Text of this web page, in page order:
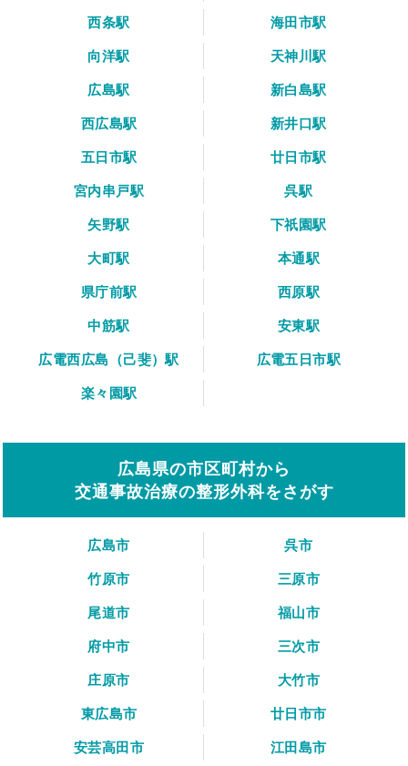
西条駅
海田市駅
向洋駅
天神川駅
広島駅
新白島駅
西広島駅
新井口駅
五日市駅
廿日市駅
宮内串戸駅
呉駅
矢野駅
下祇園駅
大町駅
本通駅
県庁前駅
西原駅
中筋駅
安東駅
広電西広島（己斐）駅
広電五日市駅
楽々園駅
広島県の市区町村から
交通事故治療の整形外科をさがす
広島市
呉市
竹原市
三原市
尾道市
福山市
府中市
三次市
庄原市
大竹市
東広島市
廿日市市
安芸高田市
江田島市